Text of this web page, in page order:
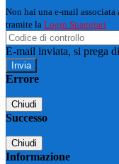
Non hai una e-mail
tramite la Login Spaggiari
E-mail inviata, si prega
Errore
Chiudi
Successo
Chiudi
Informazione